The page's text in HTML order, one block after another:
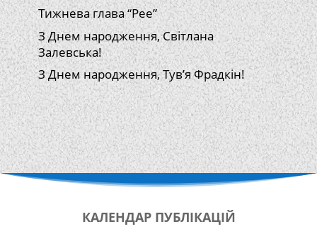
Тижнева глава “Рее”
З Днем народження, Світлана
Залевська!
З Днем народження, Тув’я Фрадкін!
КАЛЕНДАР ПУБЛІКАЦІЙ